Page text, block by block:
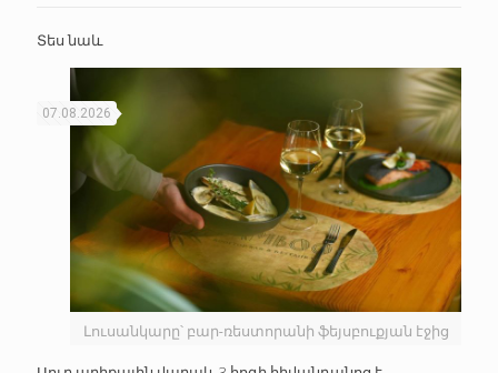
Տես նաև
Լուսանկարը՝ բար-ռեստորանի ֆեյսբուքյան էջից
07.08.2026